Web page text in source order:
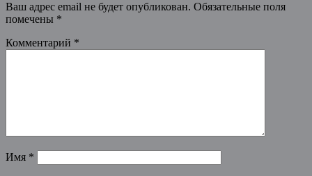
Ваш адрес email не будет опубликован. Обязательные поля
помечены *
Комментарий *
Имя *